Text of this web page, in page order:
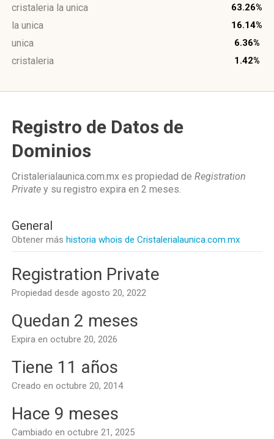
cristaleria la unica 63.26%
la unica 16.14%
unica 6.36%
cristaleria 1.42%
Registro de Datos de
Dominios
Cristalerialaunica.com.mx es propiedad de Registration
Private y su registro expira en 2 meses.
General
Obtener más historia whois de Cristalerialaunica.com.mx
Registration Private
Propiedad desde agosto 20, 2022
Quedan 2 meses
Expira en octubre 20, 2026
Tiene 11 años
Creado en octubre 20, 2014
Hace 9 meses
Cambiado en octubre 21, 2025